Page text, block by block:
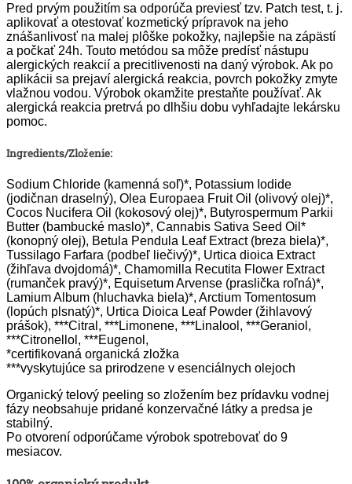
Pred prvým použitím sa odporúča previesť tzv. Patch test, t. j.
aplikovať a otestovať kozmetický prípravok na jeho
znášanlivosť na malej plôške pokožky, najlepšie na zápästí
a počkať 24h. Touto metódou sa môže predísť nástupu
alergických reakcií a precitlivenosti na daný výrobok. Ak po
aplikácii sa prejaví alergická reakcia, povrch pokožky zmyte
vlažnou vodou. Výrobok okamžite prestaňte používať. Ak
alergická reakcia pretrvá po dlhšiu dobu vyhľadajte lekársku
pomoc.
Ingredients/Zloženie:
Sodium Chloride (kamenná soľ)*, Potassium Iodide
(jodičnan draselný), Olea Europaea Fruit Oil (olivový olej)*,
Cocos Nucifera Oil (kokosový olej)*, Butyrospermum Parkii
Butter (bambucké maslo)*, Cannabis Sativa Seed Oil*
(konopný olej), Betula Pendula Leaf Extract (breza biela)*,
Tussilago Farfara (podbeľ liečivý)*, Urtica dioica Extract
(žihľava dvojdomá)*, Chamomilla Recutita Flower Extract
(rumanček pravý)*, Equisetum Arvense (praslička roľná)*,
Lamium Album (hluchavka biela)*, Arctium Tomentosum
(lopúch plsnatý)*, Urtica Dioica Leaf Powder (žihlavový
prášok), ***Citral, ***Limonene, ***Linalool, ***Geraniol,
***Citronellol, ***Eugenol,
*certifikovaná organická zložka
***vyskytujúce sa prirodzene v esenciálnych olejoch
Organický telový peeling so zložením bez prídavku vodnej
fázy neobsahuje pridané konzervačné látky a predsa je
stabilný.
Po otvorení odporúčame výrobok spotrebovať do 9
mesiacov.